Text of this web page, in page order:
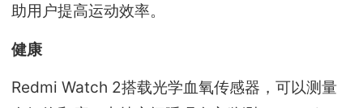
助用户提高运动效率。
健康
Redmi Watch 2搭载光学血氧传感器，可以测量